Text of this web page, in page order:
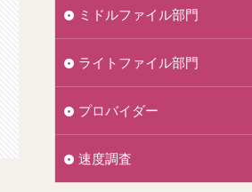
ミドルファイル部門
ライトファイル部門
プロバイダー
速度調査